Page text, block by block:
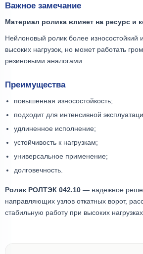
Важное замечание
Материал ролика влияет на ресурс и
Нейлоновый ролик более износостойкий
высоких нагрузок, но может работать
резиновыми аналогами.
Преимущества
повышенная износостойкость;
подходит для интенсивной
удлиненное исполнение;
устойчивость к нагрузкам;
универсальное применение;
долговечность.
Ролик РОЛТЭК 042.10 — надежное
направляющих узлов откатных ворот,
стабильную работу при высоких нагрузках.